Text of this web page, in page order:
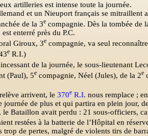
artilleries est intense toute la journée.
et un Nieuport français se mitraillent
de la 3ecompagnie. Dès la tombée de
enterré près du P.C.
Giroux, 3e compagnie, va seul
eR.I.)
de la journée, le sous-lieutenant
(Paul), 5ecompagnie, Néel (Jules), de la 2e
arrivent, le370e R.I. nous remplace ;
journée de plus et qui partira en plein jour,
le Bataillon avait perdu : 21 sous-officiers,
restées à la batterie de l’Hôpital en
trop de pertes, malgré de violents tirs de